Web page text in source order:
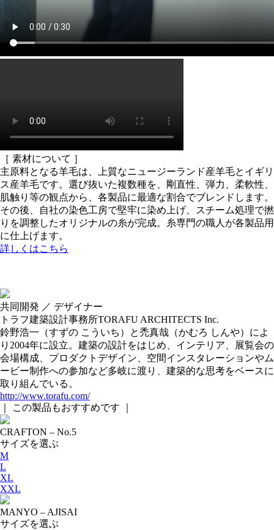
［ 素材について ］
主原料となる羊毛は、上質なニュージーランド産羊毛とイギリ
ス産羊毛です。選び抜いた複数種を、剛直性、弾力、柔軟性、
肌触り等の観点から、各製品に最適な割合でブレンドします。
その後、自社の染色工房で堅牢に染め上げ、スチーム処理で撚
りを調整したオリジナルの糸が完成。糸専門の職人が各製品用
に仕上げます。
詳しくはこちら
共同開発 ／ デザイナー
トラフ建築設計事務所TORAFU ARCHITECTS Inc.
鈴野浩一（すずの こういち）と禿真哉（かむろ しんや）によ
り2004年に設立。建築の設計をはじめ、インテリア、展覧会の
会場構成、プロダクトデザイン、空間インスタレーションやム
ービー制作への参加など多岐に渡り、建築的な思考をベースに
取り組んでいる。
http://www.torafu.com/
｜ この製品もおすすめです ｜
CRAFTON – No.5
サイズを選ぶ
M
L
XL
XXL
MANYO – AJISAI
サイズを選ぶ